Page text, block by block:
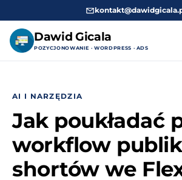
Dawid Gicala
POZYCJONOWANIE · WORDPRESS · ADS
treściAI I NARZĘDZIA
Jak poukładać
workflow
shortów we